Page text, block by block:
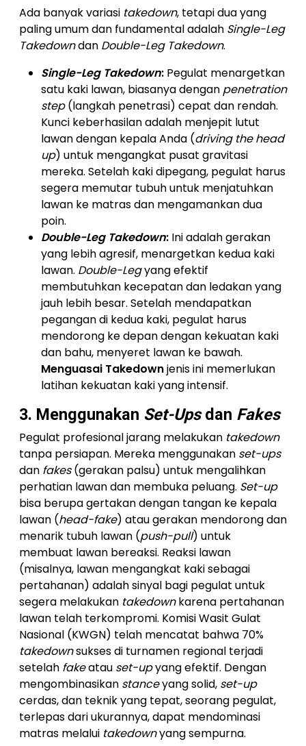
Ada banyak variasi takedown, tetapi dua yang
paling umum dan fundamental adalah Single-Leg
Takedowndan Double-Leg Takedown.
Single-Leg Takedown: Pegulat menargetkan
satu kaki lawan, biasanya dengan penetration
step(langkah penetrasi) cepat dan rendah.
Kunci keberhasilan adalah menjepit lutut
lawan dengan kepala Anda (driving the head
up) untuk mengangkat pusat gravitasi
mereka. Setelah kaki dipegang, pegulat harus
segera memutar tubuh untuk menjatuhkan
lawan ke matras dan mengamankan dua
poin.
Double-Leg Takedown: Ini adalah gerakan
yang lebih agresif, menargetkan kedua kaki
lawan. Double-Legyang efektif
membutuhkan kecepatan dan ledakan yang
jauh lebih besar. Setelah mendapatkan
pegangan di kedua kaki, pegulat harus
mendorong ke depan dengan kekuatan kaki
dan bahu, menyeret lawan ke bawah.
Menguasai Takedownjenis ini memerlukan
latihan kekuatan kaki yang intensif.
3. Menggunakan Set-Upsdan Fakes
Pegulat profesional jarang melakukan takedown
tanpa persiapan. Mereka menggunakan set-ups
dan fakes(gerakan palsu) untuk mengalihkan
perhatian lawan dan membuka peluang. Set-up
bisa berupa gertakan dengan tangan ke kepala
lawan (head-fake) atau gerakan mendorong dan
menarik tubuh lawan (push-pull) untuk
membuat lawan bereaksi. Reaksi lawan
(misalnya, lawan mengangkat kaki sebagai
pertahanan) adalah sinyal bagi pegulat untuk
segera melakukan takedownkarena pertahanan
lawan telah terkompromi. Komisi Wasit Gulat
Nasional (KWGN) telah mencatat bahwa 70%
takedownsukses di turnamen regional terjadi
setelah fakeatau set-upyang efektif. Dengan
mengombinasikan stanceyang solid, set-up
cerdas, dan teknik yang tepat, seorang pegulat,
terlepas dari ukurannya, dapat mendominasi
matras melalui takedownyang sempurna.